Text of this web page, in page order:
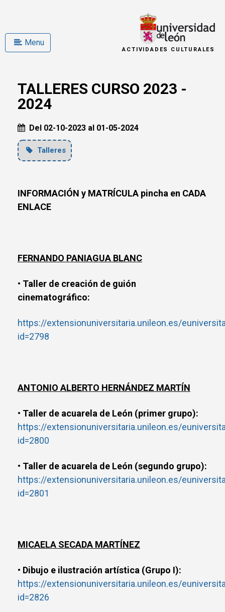
Menu
ACTIVIDADES CULTURALES
TALLERES CURSO 2023 -
2024
Del 02-10-2023 al 01-05-2024
Talleres
INFORMACIÓN y MATRÍCULA pincha en CADA
ENLACE
FERNANDO PANIAGUA BLANC
• Taller de creación de guión
cinematográfico:
https://extensionuniversitaria.unileon.es/
id=2798
ANTONIO ALBERTO HERNÁNDEZ MARTÍN
• Taller de acuarela de León (primer grupo):
https://extensionuniversitaria.unileon.es/
id=2800
• Taller de acuarela de León (segundo grupo):
https://extensionuniversitaria.unileon.es/
id=2801
MICAELA SECADA MARTÍNEZ
• Dibujo e ilustración artística (Grupo I):
https://extensionuniversitaria.unileon.es/
id=2826